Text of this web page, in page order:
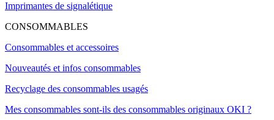
Imprimantes de signalétique
CONSOMMABLES
Consommables et accessoires
Nouveautés et infos consommables
Recyclage des consommables usagés
Mes consommables sont-ils des consommables originaux OKI ?